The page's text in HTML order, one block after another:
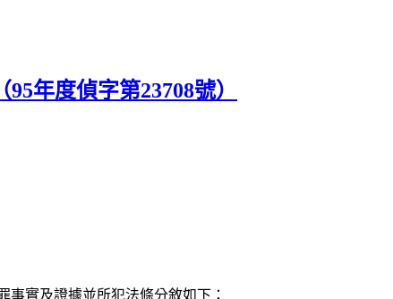
年度偵字第23708號）
事實及證據並所犯法條分敘如下：